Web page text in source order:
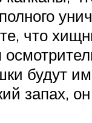
что
будут
запах,